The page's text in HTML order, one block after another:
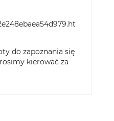
do zapoznania się
kierować za